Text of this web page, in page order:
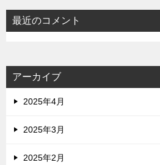
最近のコメント
アーカイブ
2025年4月
2025年3月
2025年2月